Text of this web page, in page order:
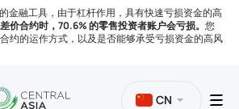
金融工具，由于杠杆作用，具有快速亏损资金的高
价合约时，70.6% 的零售投资者账户会亏损。 您
约的运作方式，以及是否能够承受亏损资金的高风
CN